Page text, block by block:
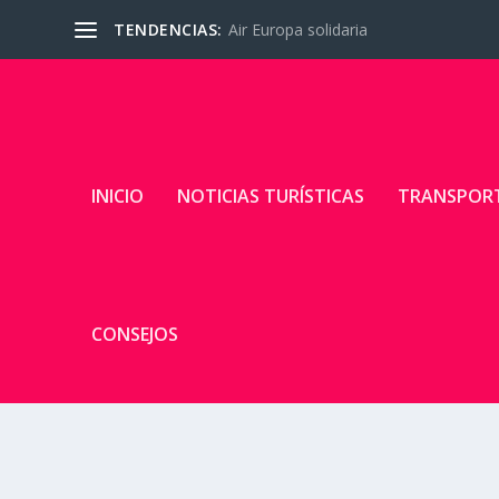
TENDENCIAS: Air Europa solidaria
INICIO NOTICIAS TURÍSTICAS
CONSEJOS